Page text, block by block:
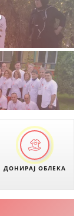
ДОНИРАЈ ОБЛЕКА